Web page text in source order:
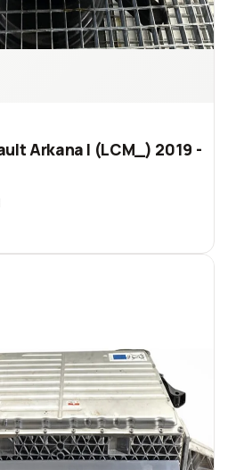
Arkana I (LCM_) 2019 -